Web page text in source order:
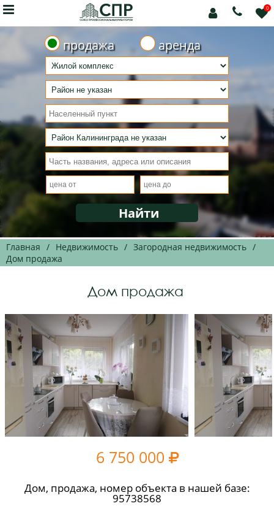
 0


продажа аренда
Главная / Недвижимость / Загородная недвижимость /
Дом продажа
Дом продажа
6 750 000 
Дом, продажа, номер объекта в нашей базе:
95738568